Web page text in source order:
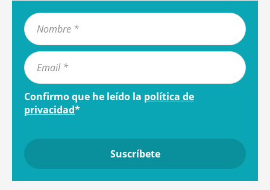
Confirmo que he leído la política de
privacidad*